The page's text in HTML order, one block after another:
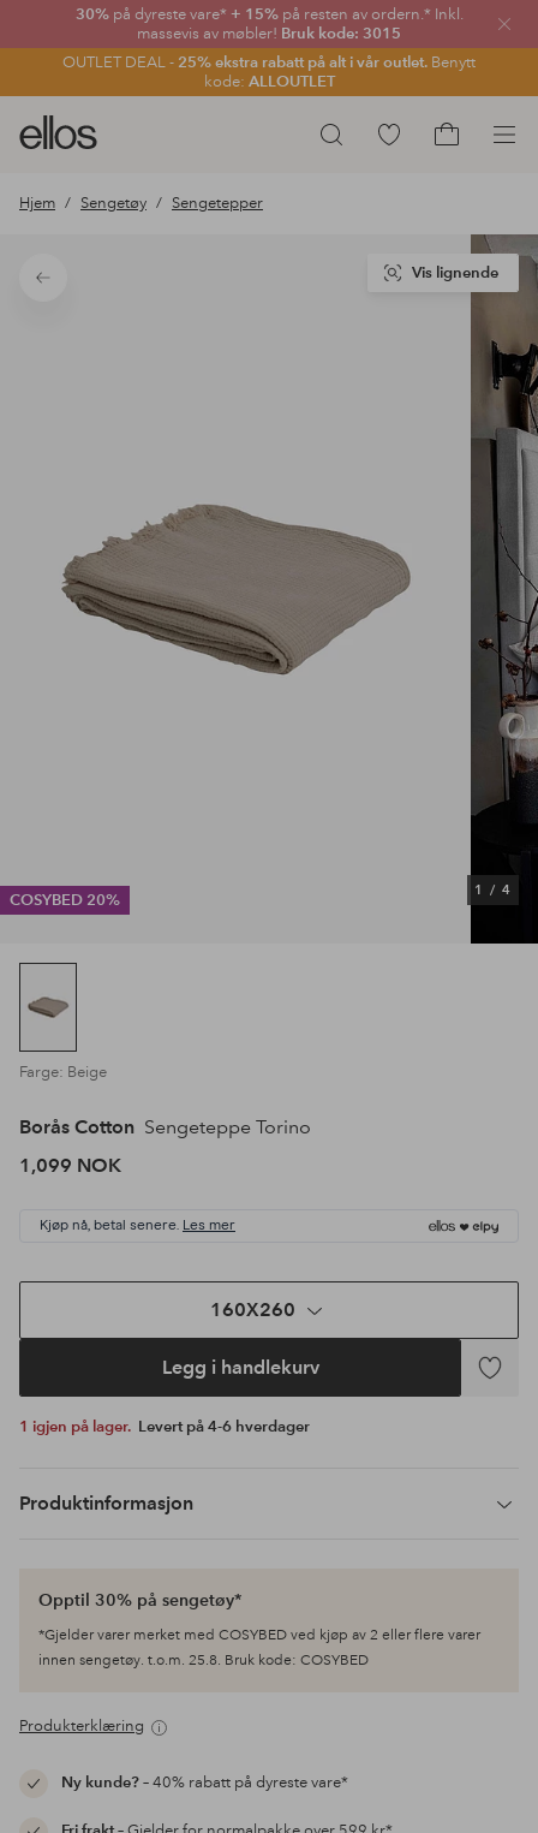
30% på dyreste vare* + 15%på resten av ordern.* Inkl.
massevis av møbler! Bruk kode: 3015
OUTLET DEAL - 25% ekstra rabatt på alt i vår outlet. Benytt
kode: ALLOUTLET
Lukk
Søk
Ellos
logo
gå
forsiden
Gå
Hjem Sengetøy Sengetepper
Tilbake
COSYBED 20%
1 / 4
Vis lignende
Farge: Beige
Borås Cotton Sengeteppe Torino
1,099 NOK
Kjøp nå, betal senere. Les mer
160X260
Legg i handlekurv
Legg
1 igjen på lager. Levert på 4-6 hverdager
Produktinformasjon
Opptil 30% på sengetøy*
*Gjelder varer merket med COSYBED ved kjøp av 2 eller flere varer
innen sengetøy. t.o.m. 25.8. Bruk kode: COSYBED
Produkterklæring
Ny kunde?– 40% rabatt på dyreste vare*